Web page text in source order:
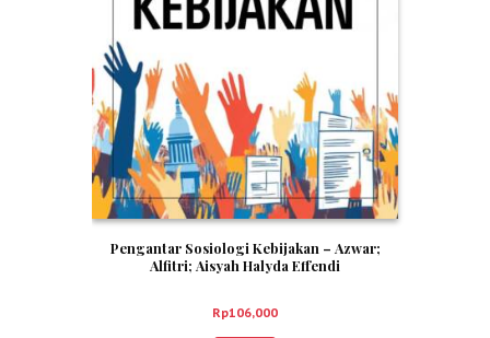
Pengantar Sosiologi Kebijakan – Azwar;
Alfitri; Aisyah Halyda Effendi
Rp106,000